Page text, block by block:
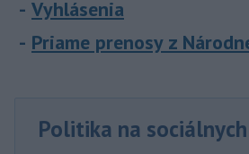
Vyhlásenia
Priame prenosy z
Politika na